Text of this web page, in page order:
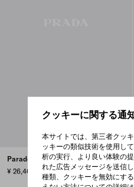
クッキーに関する通
本サイトでは、第三者クッ
ッキーの類似技術を使用し
析の実行、より良い体験の
れた広告メッセージを送信
種類、クッキーを無効にす
Paradoxe EDP 90ml
¥ 26,400